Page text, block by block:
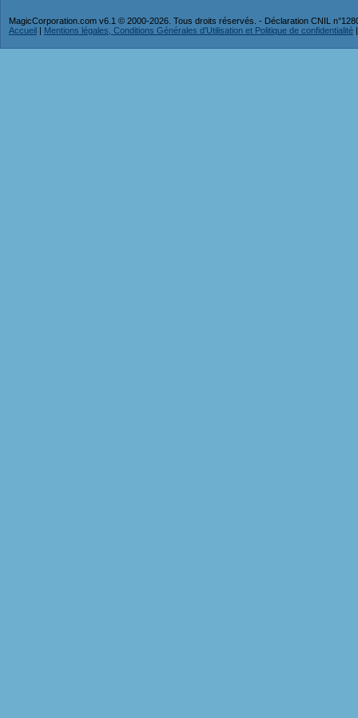
MagicCorporation.com v6.1 © 2000-2026. Tous droits réservés. - Déclaration CNIL
Accueil | Mentions légales, Conditions Générales d'Utilisation et Politique de confidentialité